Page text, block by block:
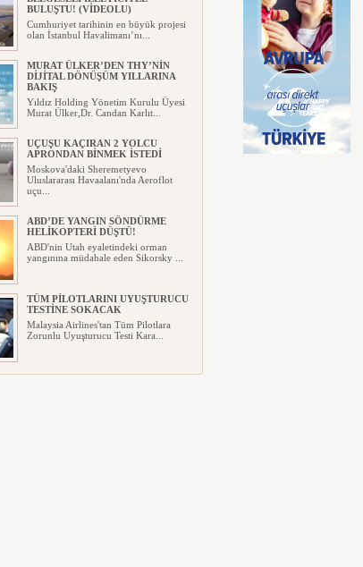
BULUŞTU! (VİDEOLU)
Cumhuriyet tarihinin en büyük projesi
olan İstanbul Havalimanı’nı...
MURAT ÜLKER’DEN THY’NİN
DİJİTAL DÖNÜŞÜM YILLARINA
BAKIŞ
Yıldız Holding Yönetim Kurulu Üyesi
Murat Ülker,Dr. Candan Karlıt...
UÇUŞU KAÇIRAN 2 YOLCU
APRONDAN BİNMEK İSTEDİ
Moskova'daki Sheremetyevo
Uluslararası Havaalanı'nda Aeroflot
uçu...
ABD’DE YANGIN SÖNDÜRME
HELİKOPTERİ DÜŞTÜ!
ABD'nin Utah eyaletindeki orman
yangınına müdahale eden Sikorsky ...
TÜM PİLOTLARINI UYUŞTURUCU
TESTİNE SOKACAK
Malaysia Airlines'tan Tüm Pilotlara
Zorunlu Uyuşturucu Testi Kara...
UÇAĞIN TAVANINDAN